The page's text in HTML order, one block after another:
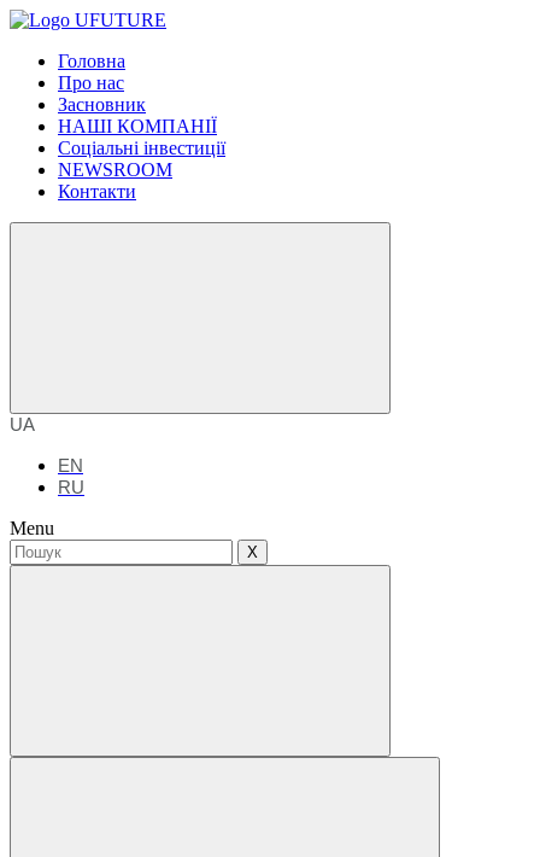
Головна
Про нас
Засновник
НАШІ КОМПАНІЇ
Соціальні інвестиції
NEWSROOM
Контакти
UA
EN
RU
Menu
X